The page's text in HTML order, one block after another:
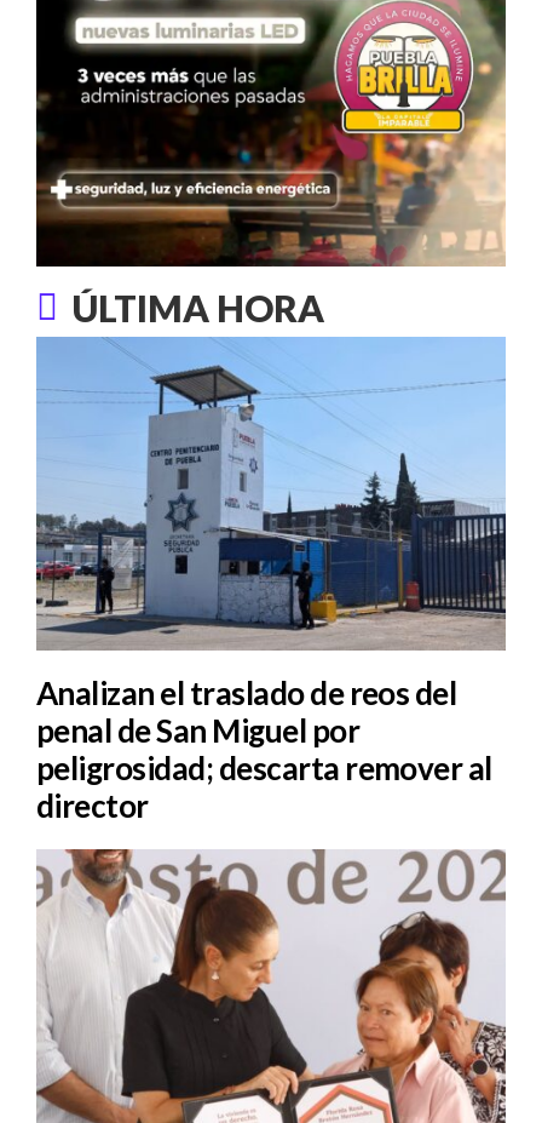
ÚLTIMA HORA
Analizan el traslado de reos del
penal de San Miguel por
peligrosidad; descarta remover al
director